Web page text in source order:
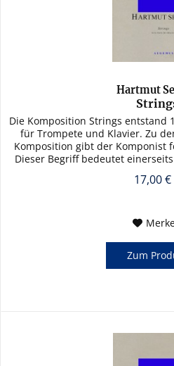
Hartmut
Die Komposition Strings entstand
für Trompete und Klavier. Zu
Komposition gibt der Komponist
Dieser Begriff bedeutet
17,00
Zum